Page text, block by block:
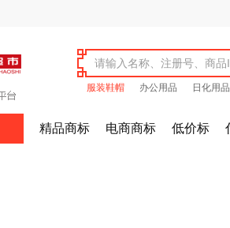
服装鞋帽 办公用品 日化用品
精品商标 电商商标 低价标